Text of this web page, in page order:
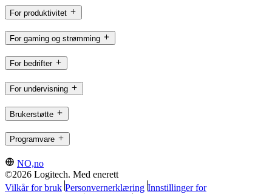
For produktivitet
For gaming og strømming
For bedrifter
For undervisning
Brukerstøtte
Programvare
NO,no
©2026 Logitech. Med enerett
Vilkår for bruk Personvernerklæring Innstillinger for